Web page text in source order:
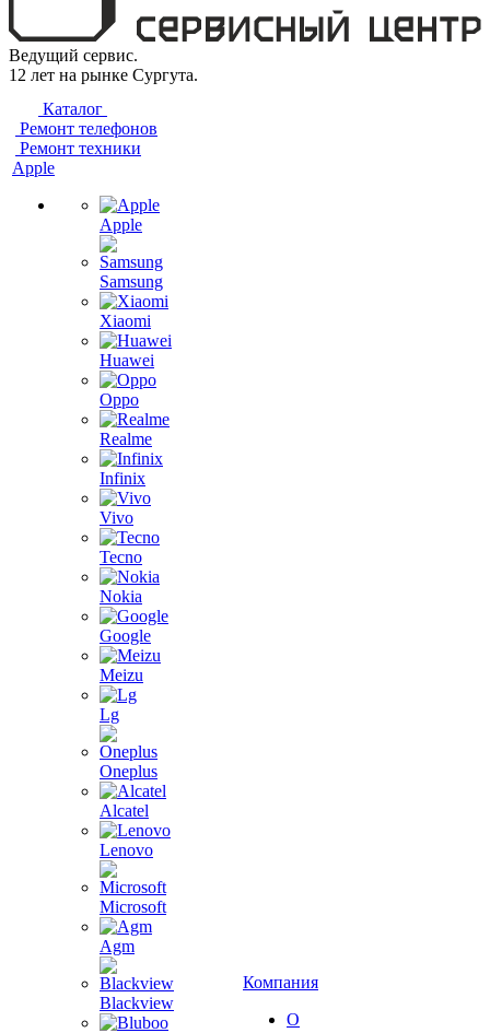
Ведущий сервис.
12 лет на рынке Сургута.
Каталог
Ремонт телефонов
Ремонт техники
Apple
Apple
Samsung
Xiaomi
Huawei
Oppo
Realme
Infinix
Vivo
Tecno
Nokia
Google
Meizu
Lg
Oneplus
Alcatel
Lenovo
Microsoft
Agm
Blackview
Компания
О